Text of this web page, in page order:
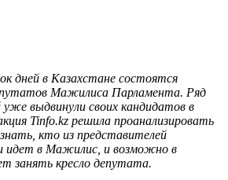
дней в Казахстане состоятся
Мажилиса Парламента. Ряд
выдвинули своих кандидатов в
Tinfo.kz решила проанализировать
кто из представителей
идет в Мажилис, и возможно в
занять кресло депутата.